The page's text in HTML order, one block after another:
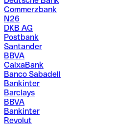
Commerzbank
N26
DKB AG
Postbank
Santander
BBVA
CaixaBank
Banco Sabadell
Bankinter
Barclays
BBVA
Bankinter
Revolut